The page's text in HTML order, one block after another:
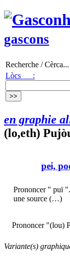
gascons
Recherche / Cèrca...
Lòcs :
en graphie
(lo,eth)
pei,
Prononcer " puï ".
une source (…)
Prononcer "(lou)
Variante(s)